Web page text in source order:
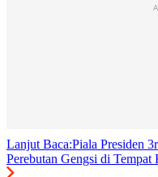
Lanjut Baca:Piala Presiden
Perebutan Gengsi di